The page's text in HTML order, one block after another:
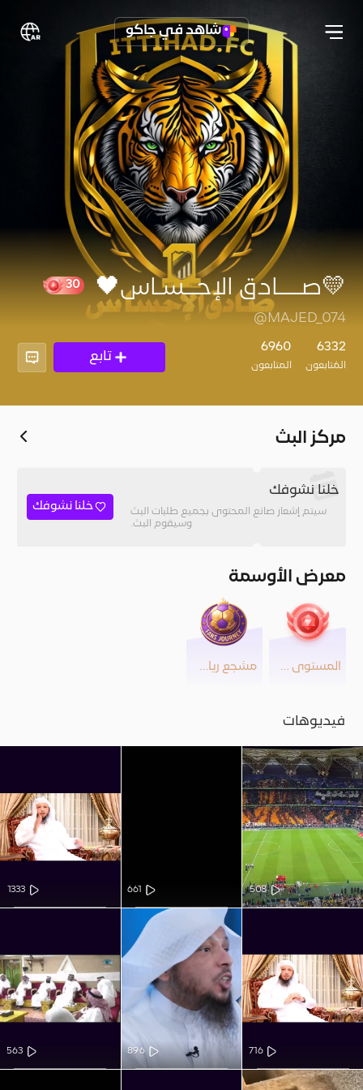
شاهد في جاكو
💛صــــادق الإحــسـاس🖤
@MAJED_074
6332
المُتابعون
6960
المتابعون
تابع
مركز البث
خلنا نشوفك
سيتم إشعار صانع المحتوى بجميع طلبات البث
وسيقوم البث.
خلنا نشوفك
معرض الأوسمة
المستوى 30 مشجع رياضي
فيديوهات
508
661
1333
716
896
563